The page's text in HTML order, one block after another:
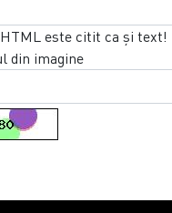
este citit ca şi text!
din imagine